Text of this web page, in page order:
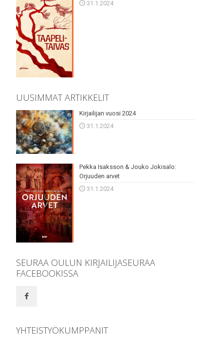
31.1.2024
UUSIMMAT ARTIKKELIT
Kirjailijan vuosi 2024
31.1.2024
Pekka Isaksson & Jouko Jokisalo:
Orjuuden arvet
31.1.2024
SEURAA OULUN KIRJAILIJASEURAA
FACEBOOKISSA
YHTEISTYÖKUMPPANIT